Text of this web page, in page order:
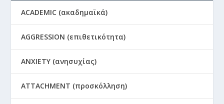
ACADEMIC (ακαδημαϊκά)
AGGRESSION (επιθετικότητα)
ANXIETY (ανησυχίας)
ATTACHMENT (προσκόλληση)